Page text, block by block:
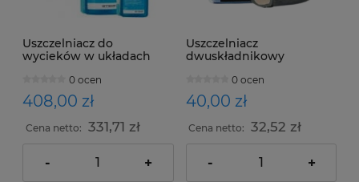
Uszczelniacz do
wycieków w układach
0 ocen
408,00 zł
Cena netto: 331,71 zł
- +
Uszczelniacz
dwuskładnikowy
chłodniczych i
klimatyzacyjnych 20g
0 ocen
40,00 zł
Cena netto: 32,52 zł
- +